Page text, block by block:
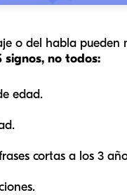
o del habla
signos, no todos:
edad.
cortas a los 3